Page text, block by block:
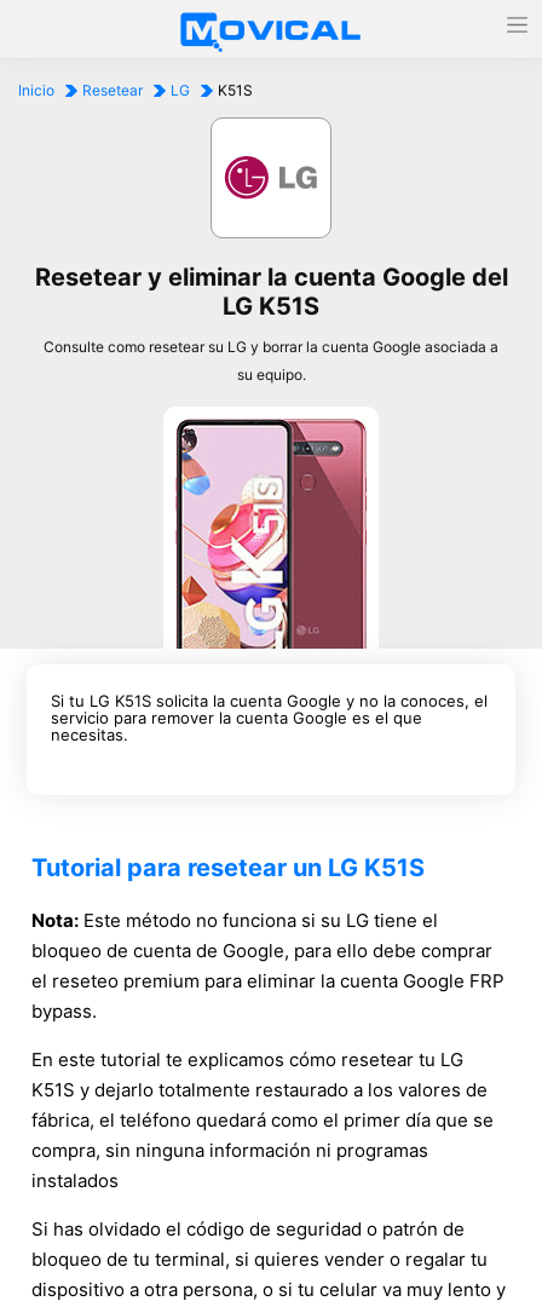
Inicio Resetear LG K51S
Resetear y eliminar la cuenta Google del
LG K51S
Consulte como resetear su LG y borrar la cuenta Google asociada a
su equipo.
Si tu LG K51S solicita la cuenta Google y no la conoces, el
servicio para remover la cuenta Google es el que
necesitas.
Tutorial para resetear un LG K51S
Nota: Este método no funciona si su LG tiene el
bloqueo de cuenta de Google, para ello debe comprar
el reseteo premium para eliminar la cuenta Google FRP
bypass.
En este tutorial te explicamos cómo resetear tu LG
K51S y dejarlo totalmente restaurado a los valores de
fábrica, el teléfono quedará como el primer día que se
compra, sin ninguna información ni programas
instalados
Si has olvidado el código de seguridad o patrón de
bloqueo de tu terminal, si quieres vender o regalar tu
dispositivo a otra persona, o si tu celular va muy lento y